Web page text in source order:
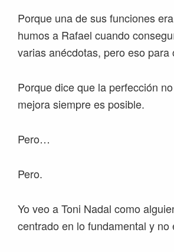
Porque una de sus funciones
humos a Rafael cuando
varias anécdotas, pero eso para
Porque dice que la perfección
mejora siempre es posible.
Pero…
Pero.
Yo veo a Toni Nadal como
centrado en lo fundamental y no